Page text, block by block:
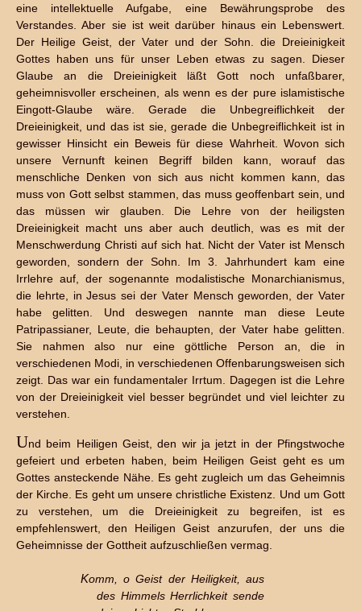
eine intellektuelle Aufgabe, eine Bewährungsprobe des
Verstandes. Aber sie ist weit darüber hinaus ein Lebenswert.
Der Heilige Geist, der Vater und der Sohn. die Dreieinigkeit
Gottes haben uns für unser Leben etwas zu sagen. Dieser
Glaube an die Dreieinigkeit läßt Gott noch unfaßbarer,
geheimnisvoller erscheinen, als wenn es der pure islamistische
Eingott-Glaube wäre. Gerade die Unbegreiflichkeit der
Dreieinigkeit, und das ist sie, gerade die Unbegreiflichkeit ist in
gewisser Hinsicht ein Beweis für diese Wahrheit. Wovon sich
unsere Vernunft keinen Begriff bilden kann, worauf das
menschliche Denken von sich aus nicht kommen kann, das
muss von Gott selbst stammen, das muss geoffenbart sein, und
das müssen wir glauben. Die Lehre von der heiligsten
Dreieinigkeit macht uns aber auch deutlich, was es mit der
Menschwerdung Christi auf sich hat. Nicht der Vater ist Mensch
geworden, sondern der Sohn. Im 3. Jahrhundert kam eine
Irrlehre auf, der sogenannte modalistische Monarchianismus,
die lehrte, in Jesus sei der Vater Mensch geworden, der Vater
habe gelitten. Und deswegen nannte man diese Leute
Patripassianer, Leute, die behaupten, der Vater habe gelitten.
Sie nahmen also nur eine göttliche Person an, die in
verschiedenen Modi, in verschiedenen Offenbarungsweisen sich
zeigt. Das war ein fundamentaler Irrtum. Dagegen ist die Lehre
von der Dreieinigkeit viel besser begründet und viel leichter zu
verstehen.
Und beim Heiligen Geist, den wir ja jetzt in der Pfingstwoche
gefeiert und erbeten haben, beim Heiligen Geist geht es um
Gottes ansteckende Nähe. Es geht zugleich um das Geheimnis
der Kirche. Es geht um unsere christliche Existenz. Und um Gott
zu verstehen, um die Dreieinigkeit zu begreifen, ist es
empfehlenswert, den Heiligen Geist anzurufen, der uns die
Geheimnisse der Gottheit aufzuschließen vermag.
Komm, o Geist der Heiligkeit, aus
des Himmels Herrlichkeit sende